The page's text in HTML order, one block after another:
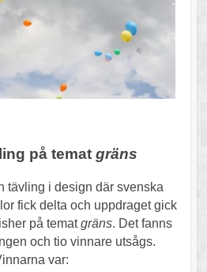
på temat gräns
tävling i design där svenska
fick delta och uppdraget gick
på tematgräns. Det fanns
och tio vinnare utsågs.
var: